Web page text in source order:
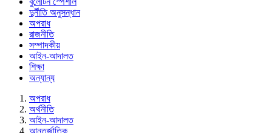
দুর্নীতি অনুসন্ধান
অপরাধ
রাজনীতি
সম্পাদকীয়
আইন-আদালত
শিক্ষা
অন্যান্য
অপরাধ
অর্থনীতি
আইন-আদালত
আন্তর্জাতিক